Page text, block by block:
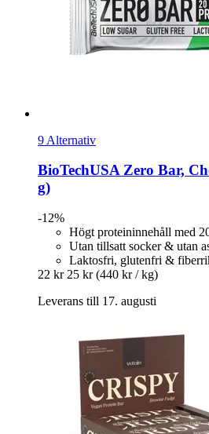
9 Alternativ
BioTechUSAZero Bar,
g)
-12%
Högt proteininnehåll med
Utan tillsatt socker & utan
Laktosfri, glutenfri &
22 kr 25 kr (440 kr / kg)
Leverans till 17. augusti